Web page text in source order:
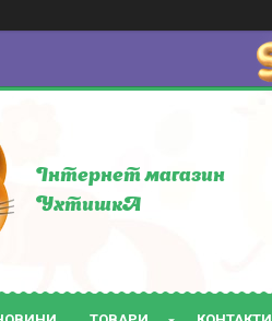
Інтернет магазин
УхтишкА